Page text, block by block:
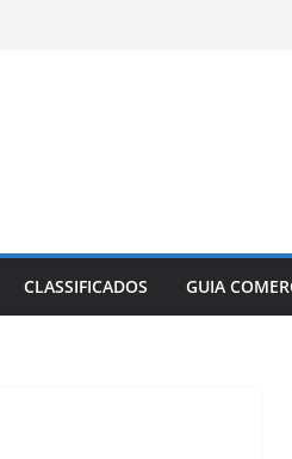
CLASSIFICADOS GUIA